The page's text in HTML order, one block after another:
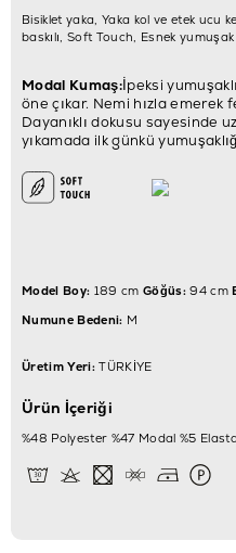
Bisiklet yaka, Yaka kol ve etek ucu
baskılı, Soft Touch, Esnek
Modal Kumaş:İpeksi
öne çıkar. Nemi hızla emerek
Dayanıklı dokusu sayesinde
yıkamada ilk günkü
Model Boy: 189 cm Göğüs:94 cm
Numune Bedeni: M
Üretim Yeri:TÜRKİYE
Ürün İçeriği
%48 Polyester %47 Modal %5